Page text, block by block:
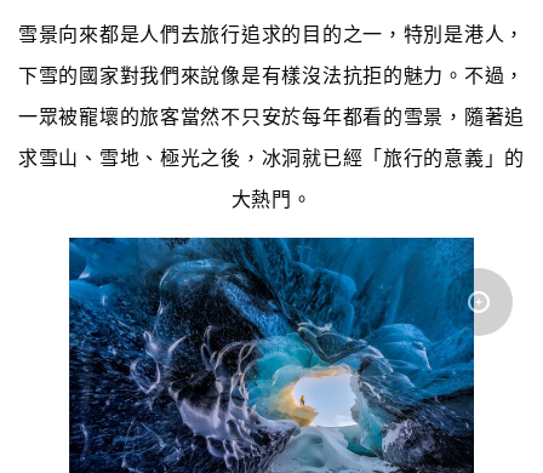
雪景向來都是人們去旅行追求的目的之一，特別是港人，
下雪的國家對我們來說像是有樣沒法抗拒的魅力。不過，
一眾被寵壞的旅客當然不只安於每年都看的雪景，隨著追
求雪山、雪地、極光之後，冰洞就已經「旅行的意義」的
大熱門。